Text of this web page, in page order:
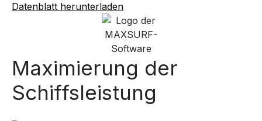
Datenblatt herunterladen
Maximierung der
Schiffsleistung